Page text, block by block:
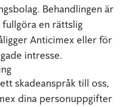
Behandlingen är
en rättslig
Anticimex eller för
intresse.
skadeanspråk till oss,
dina personuppgifter